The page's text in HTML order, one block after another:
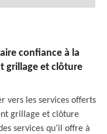
confiance à la
grillage et clôture
vers les services offerts
grillage et clôture
services qu’il offre à